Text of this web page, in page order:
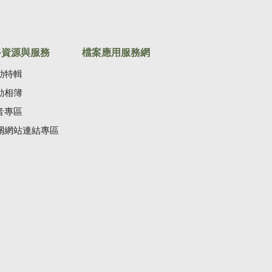
源與服務
特輯
相簿
專區
網站連結專區
檔案應用服務網